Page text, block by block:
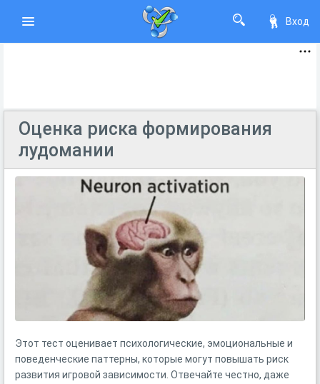
Вход
Оценка риска формирования
лудомании
Этот тест оценивает психологические, эмоциональные и
поведенческие паттерны, которые могут повышать риск
развития игровой зависимости. Отвечайте честно, даже